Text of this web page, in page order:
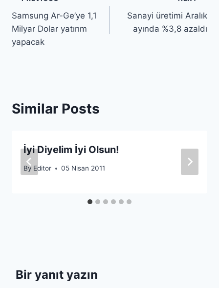
gezinmesi
Samsung Ar-Ge’ye 1,1
Milyar Dolar yatırım
yapacak
Sanayi üretimi Aralık
ayında %3,8 azaldı
Similar Posts
İyi Diyelim İyi Olsun!
By Editor 05 Nisan 2011
Bir yanıt yazın